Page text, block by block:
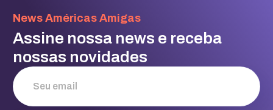
News Américas Amigas
Assine nossa news e receba
nossas novidades